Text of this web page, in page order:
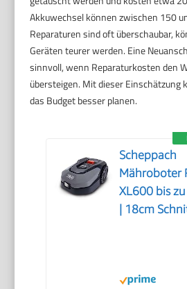
Akkuwechsel können zwischen 150
Reparaturen sind oft überschaubar,
Geräten teurer werden. Eine
sinnvoll, wenn Reparaturkosten den
übersteigen. Mit dieser Einschätzung
das Budget besser planen.
Scheppach
Mähroboter
XL600 bis
| 18cm
BT | App